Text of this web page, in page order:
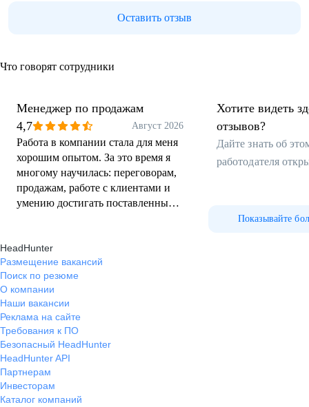
Оставить отзыв
Что говорят сотрудники
Менеджер по продажам
4,7
Август 2026
Работа в компании стала для меня
хорошим опытом. За это время я
многому научилась: переговорам,
продажам, работе с клиентами и
умению достигать поставленных
обязательно пригодятся в
дальнейшем. Работа подойдёт тем,
кто хочет развиваться в сфере
продаж, готов активно работать и
учиться новому. Для меня это был
важный этап, который помог
приобрести уверенность и
профессиональный опыт. Со
временем я приняла решение
попробовать себя в другом
направлении, поэтому сменила
Хотите видеть
отзывов?
Дайте знать об
работодателя
Показывайте
HeadHunter
Размещение вакансий
Поиск по резюме
О компании
Наши вакансии
Реклама на сайте
Требования к ПО
Безопасный HeadHunter
HeadHunter API
Партнерам
Инвесторам
Каталог компаний